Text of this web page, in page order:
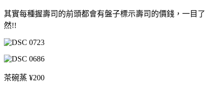
其實每種握壽司的前頭都會有盤子標示壽司的價錢，一目了
然!!
茶碗蒸 ¥200